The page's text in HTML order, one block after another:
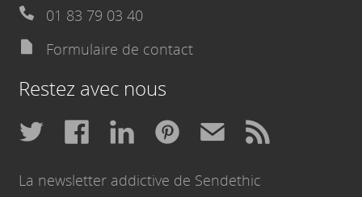
01 83 79 03 40
Formulaire de contact
Restez avec nous
La newsletter addictive de Sendethic